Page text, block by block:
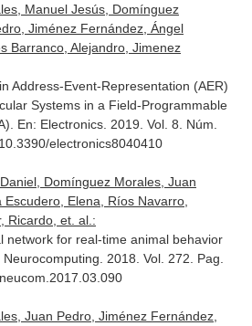
Manuel Jesús, Domínguez
Jiménez Fernández, Ángel
Barranco, Alejandro, Jimenez
Address-Event-Representation (AER)
Systems in a Field-Programmable
En: Electronics. 2019. Vol. 8. Núm.
electronics8040410
Domínguez Morales, Juan
Escudero, Elena, Ríos Navarro,
Ricardo, et. al.:
network for real-time animal behavior
Neurocomputing . 2018. Vol. 272. Pag.
Juan Pedro, Jiménez Fernández,